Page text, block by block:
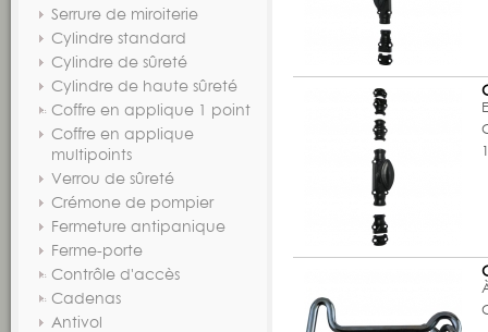
Serrure de miroiterie
Cylindre standard
Cylindre de sûreté
Cylindre de haute sûreté
Coffre en applique 1 point
Coffre en applique
multipoints
Verrou de sûreté
Crémone de pompier
Fermeture antipanique
Ferme-porte
Contrôle d'accès
Cadenas
Antivol